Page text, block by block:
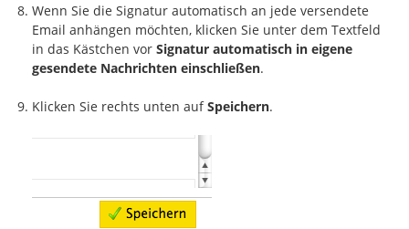
Wenn Sie die Signatur automatisch an jede versendete
Email anhängen möchten, klicken Sie unter dem Textfeld
in das Kästchen vor Signatur automatisch in eigene
gesendete Nachrichten einschließen.
Klicken Sie rechts unten aufSpeichern.